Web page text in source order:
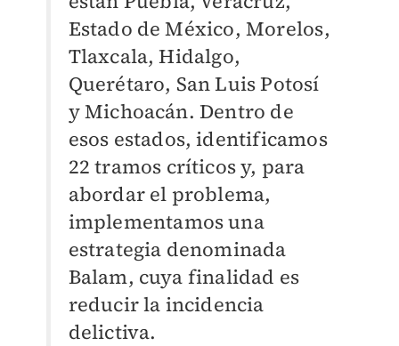
Estado de México, Morelos,
Tlaxcala, Hidalgo,
Querétaro, San Luis Potosí
y Michoacán. Dentro de
esos estados, identificamos
22 tramos críticos y, para
abordar el problema,
implementamos una
estrategia denominada
Balam, cuya finalidad es
reducir la incidencia
delictiva.